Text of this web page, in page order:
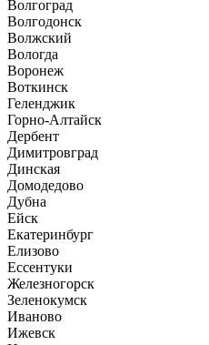
Волгоград
Волгодонск
Волжский
Вологда
Воронеж
Воткинск
Геленджик
Горно-Алтайск
Дербент
Димитровград
Динская
Домодедово
Дубна
Ейск
Екатеринбург
Елизово
Ессентуки
Железногорск
Зеленокумск
Иваново
Ижевск